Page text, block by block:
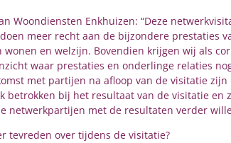
Woondiensten Enkhuizen: “Deze
meer recht aan de bijzondere prestaties
en welzijn. Bovendien krijgen wij als
waar prestaties en onderlinge relaties
met partijen na afloop van de visitatie zijn
betrokken bij het resultaat van de visitatie en
netwerkpartijen met de resultaten verder
tevreden over tijdens de visitatie?